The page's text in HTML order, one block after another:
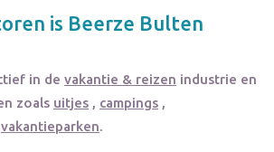
is Beerze Bulten
in de vakantie & reizen industrie en
zoals uitjes , campings ,
vakantieparken.